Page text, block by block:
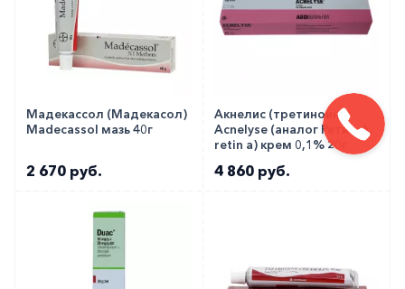
Мадекассол (Мадекасол)
Madecassol мазь 40г
2 670 руб.
Акнелис (третиноин)
Acnelyse (аналог Ретин-А,
retin a) крем 0,1% 20г
4 860 руб.